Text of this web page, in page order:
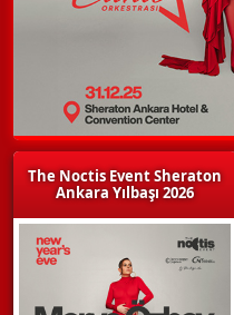
The Noctis Event Sheraton
Ankara Yılbaşı 2026